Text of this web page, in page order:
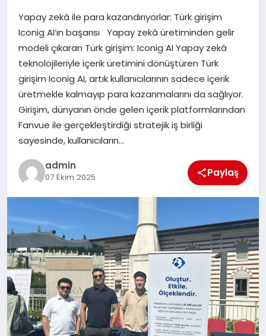
SAĞLIK
SIYASET
SPOR
TEKNOLOJI
YAŞAM
Yapay zekâ ile para kazandırıyorlar: Türk girişim
Iconig AI’ın başarısı Yapay zekâ üretiminden gelir
modeli çıkaran Türk girişim: Iconig AI Yapay zekâ
teknolojileriyle içerik üretimini dönüştüren Türk
girişim Iconig AI, artık kullanıcılarının sadece içerik
üretmekle kalmayıp para kazanmalarını da sağlıyor.
Girişim, dünyanın önde gelen içerik platformlarından
Fanvue ile gerçekleştirdiği stratejik iş birliği
sayesinde, kullanıcıların…
admin
07 Ekim 2025 Paylaş